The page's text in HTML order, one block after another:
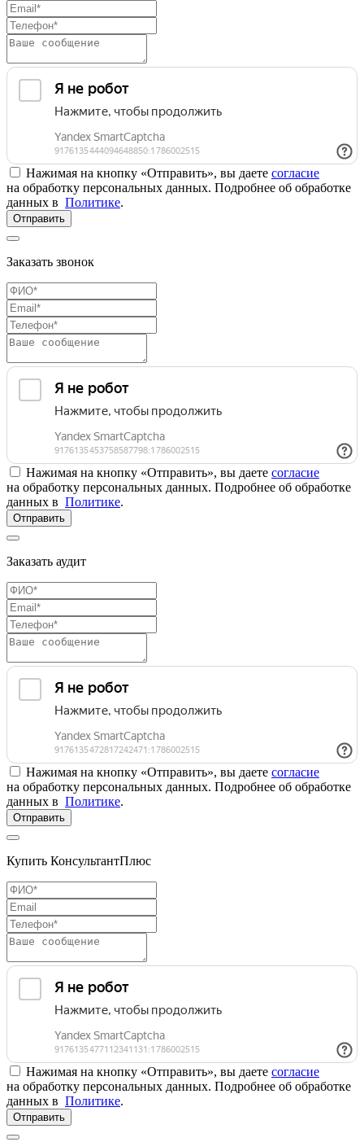
Нажимая на кнопку «Отправить», вы даете согласие
на обработку персональных данных. Подробнее об обработке
данных в Политике.
Отправить
Заказать звонок
Нажимая на кнопку «Отправить», вы даете согласие
на обработку персональных данных. Подробнее об обработке
данных в Политике.
Отправить
Заказать аудит
Нажимая на кнопку «Отправить», вы даете согласие
на обработку персональных данных. Подробнее об обработке
данных в Политике.
Отправить
Купить КонсультантПлюс
Нажимая на кнопку «Отправить», вы даете согласие
на обработку персональных данных. Подробнее об обработке
данных в Политике.
Отправить